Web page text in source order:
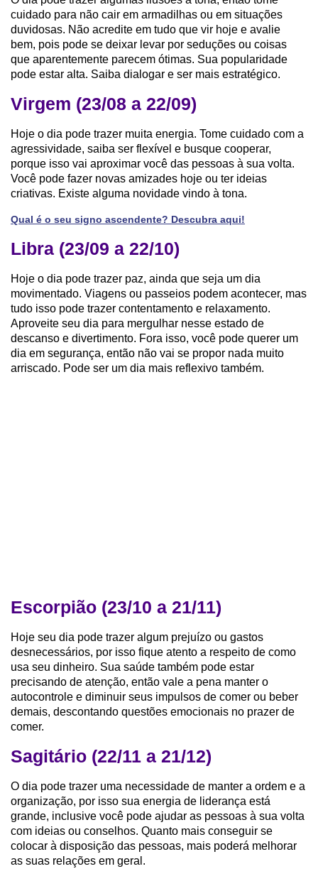
cuidado para não cair em armadilhas ou em situações
duvidosas. Não acredite em tudo que vir hoje e avalie
bem, pois pode se deixar levar por seduções ou coisas
que aparentemente parecem ótimas. Sua popularidade
pode estar alta. Saiba dialogar e ser mais estratégico.
Virgem (23/08 a 22/09)
Hoje o dia pode trazer muita energia. Tome cuidado com a
agressividade, saiba ser flexível e busque cooperar,
porque isso vai aproximar você das pessoas à sua volta.
Você pode fazer novas amizades hoje ou ter ideias
criativas. Existe alguma novidade vindo à tona.
Qual é o seu signo ascendente? Descubra aqui!
Libra (23/09 a 22/10)
Hoje o dia pode trazer paz, ainda que seja um dia
movimentado. Viagens ou passeios podem acontecer, mas
tudo isso pode trazer contentamento e relaxamento.
Aproveite seu dia para mergulhar nesse estado de
descanso e divertimento. Fora isso, você pode querer um
dia em segurança, então não vai se propor nada muito
arriscado. Pode ser um dia mais reflexivo também.
Escorpião (23/10 a 21/11)
Hoje seu dia pode trazer algum prejuízo ou gastos
desnecessários, por isso fique atento a respeito de como
usa seu dinheiro. Sua saúde também pode estar
precisando de atenção, então vale a pena manter o
autocontrole e diminuir seus impulsos de comer ou beber
demais, descontando questões emocionais no prazer de
comer.
Sagitário (22/11 a 21/12)
O dia pode trazer uma necessidade de manter a ordem e a
organização, por isso sua energia de liderança está
grande, inclusive você pode ajudar as pessoas à sua volta
com ideias ou conselhos. Quanto mais conseguir se
colocar à disposição das pessoas, mais poderá melhorar
as suas relações em geral.